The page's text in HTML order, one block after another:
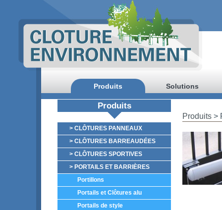
Produits Solutions
Produits
> CLÔTURES PANNEAUX
> CLÔTURES BARREAUDÉES
> CLÔTURES SPORTIVES
> PORTAILS ET BARRIÈRES
Portillons
Portails et Clôtures alu
Portails de style
Produits >